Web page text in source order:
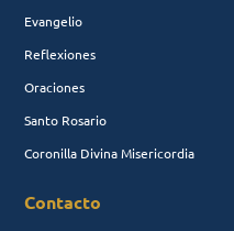
Evangelio
Reflexiones
Oraciones
Santo Rosario
Coronilla Divina Misericordia
Contacto